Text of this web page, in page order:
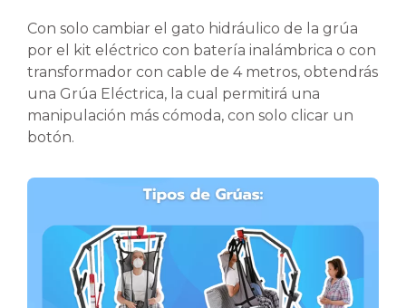
Con solo cambiar el gato hidráulico de la grúa
por el kit eléctrico con batería inalámbrica o con
transformador con cable de 4 metros, obtendrás
una Grúa Eléctrica, la cual permitirá una
manipulación más cómoda, con solo clicar un
botón.